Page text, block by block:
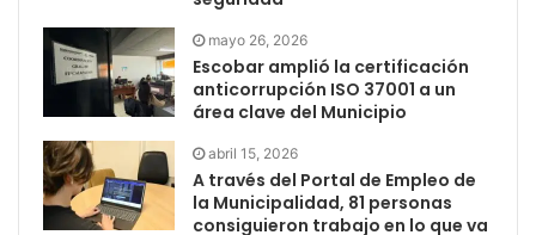
mayo 26, 2026
Escobar amplió la certificación
anticorrupción ISO 37001 a un
área clave del Municipio
abril 15, 2026
A través del Portal de Empleo de
la Municipalidad, 81 personas
consiguieron trabajo en lo que va